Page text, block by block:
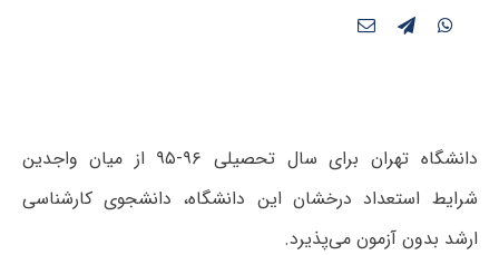
دانشگاه تهران برای سال تحصیلی ۹۶-۹۵ از میان واجدین
شرایط استعداد درخشان این دانشگاه، دانشجوی کارشناسی
ارشد بدون آزمون می‌پذیرد.